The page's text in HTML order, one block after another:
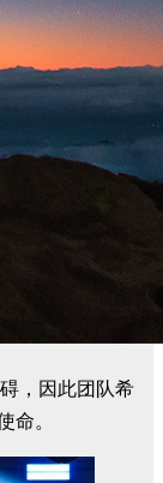
，因此团队希
命。